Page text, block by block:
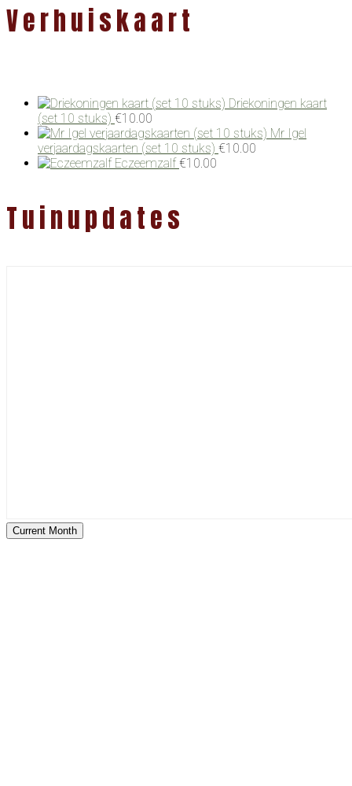
Verhuiskaart
Driekoningen kaart
(set 10 stuks) €10.00
Mr Igel
verjaardagskaarten (set 10 stuks) €10.00
Eczeemzalf €10.00
Tuinupdates
Current Month